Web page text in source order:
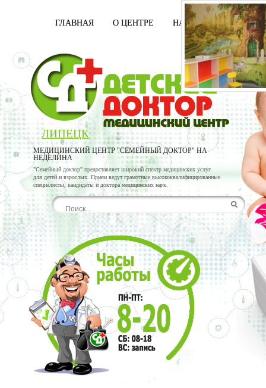
ГЛАВНАЯ О ЦЕНТРЕ НАШИ ВРАЧИ
ЛИПЕЦК
МЕДИЦИНСКИЙ ЦЕНТР "СЕМЕЙНЫЙ ДОКТОР" НА
НЕДЕЛИНА
"Семейный доктор" предоставляет широкий спектр медицинских услуг
для детей и взрослых. Прием ведут грамотные высококвалифицированные
специалисты, кандидаты и доктора медицинских наук.